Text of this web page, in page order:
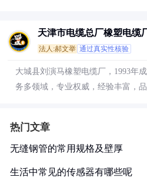
天津市电缆总厂橡塑电缆
法人:郝文举 通过真实性核验
大城县刘演马橡塑电缆厂，1993年
务多领域，专业权威，经验丰富，品
热门文章
无缝钢管的常用规格及壁厚
生活中常见的传感器有哪些呢